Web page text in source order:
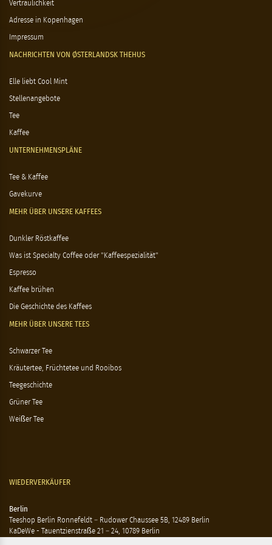
Vertraulichkeit
Adresse in Kopenhagen
Impressum
NACHRICHTEN VON ØSTERLANDSK THEHUS
Elle liebt Cool Mint
Stellenangebote
Tee
Kaffee
UNTERNEHMENSPLÄNE
Tee & Kaffee
Gavekurve
MEHR ÜBER UNSERE KAFFEES
Dunkler Röstkaffee
Was ist Specialty Coffee oder "Kaffeespezialität"
Espresso
Kaffee brühen
Die Geschichte des Kaffees
MEHR ÜBER UNSERE TEES
Schwarzer Tee
Kräutertee, Früchtetee und Rooibos
Teegeschichte
Grüner Tee
Weißer Tee
WIEDERVERKÄUFER
Berlin
Teeshop Berlin Ronnefeldt – Rudower Chaussee 5B, 12489 Berlin
KaDeWe - Tauentzienstraße 21 – 24, 10789 Berlin